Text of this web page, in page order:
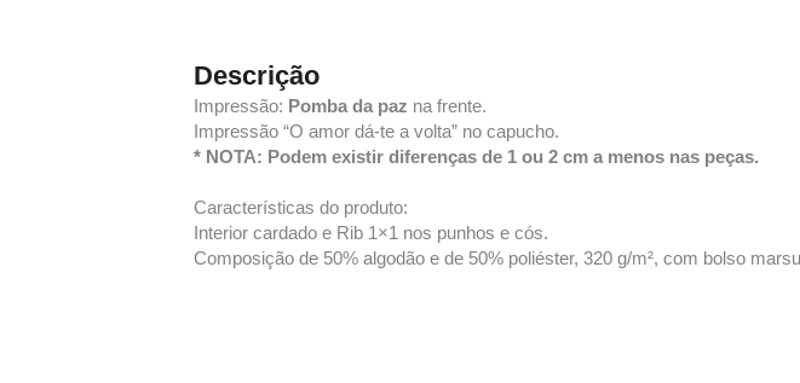
Descrição
Impressão: Pomba da paz na frente.
Impressão “O amor dá-te a volta” no capucho.
* NOTA: Podem existir diferenças de 1 ou 2 cm a menos nas peças.
Características do produto:
Interior cardado e Rib 1×1 nos punhos e cós.
Composição de 50% algodão e de 50% poliéster, 320 g/m², com bolso